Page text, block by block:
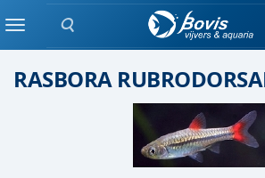
Zoeken
MenuScholenvis
RASBORA